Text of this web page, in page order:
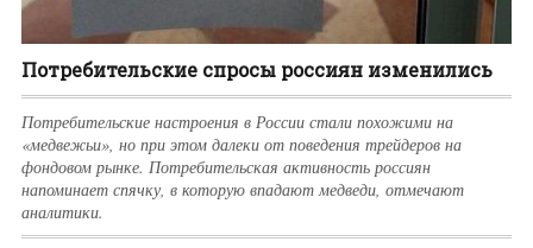
Потребительские спросы россиян изменились
Потребительские настроения в России стали похожими на
«медвежьи», но при этом далеки от поведения трейдеров на
фондовом рынке. Потребительская активность россиян
напоминает спячку, в которую впадают медведи, отмечают
аналитики.